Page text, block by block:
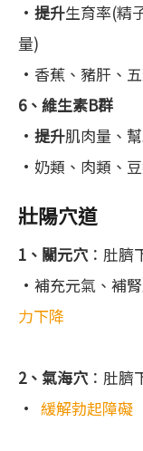
• 提升生育率(精
量)
•香蕉、豬肝、
6、維生素B群
• 提升肌肉量、
•奶類、肉類、
壯陽穴道
1、關元穴 ：肚臍
•補充元氣、補
力下降
2、氣海穴 ：肚臍
• 緩解勃起障礙